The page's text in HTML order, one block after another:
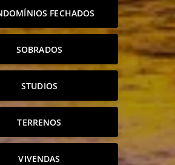
FECHADOS
SOBRADOS
STUDIOS
TERRENOS
VIVENDAS